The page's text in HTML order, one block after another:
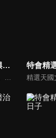
特會精選 熊熊烈焰復興禱告特會